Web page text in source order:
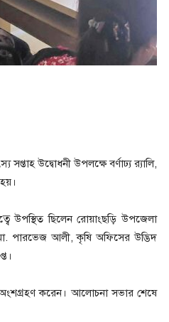
উদ্বোধনী উপলক্ষে বর্ণাঢ্য র‍্যালি,
উপস্থিত ছিলেন রোয়াংছড়ি উপজেলা
পারভেজ আলী, কৃষি অফিসের উদ্ভিদ
অংশগ্রহণ করেন। আলোচনা সভার শেষে